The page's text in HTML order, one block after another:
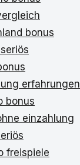
bonus
erfahrungen
bonus
einzahlung
freispiele